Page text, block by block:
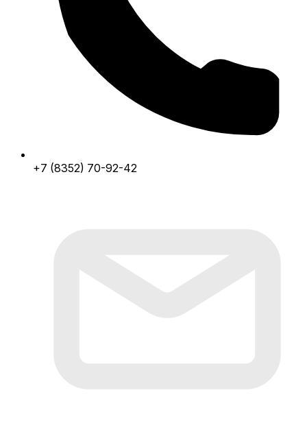
+7 (8352) 70-92-42